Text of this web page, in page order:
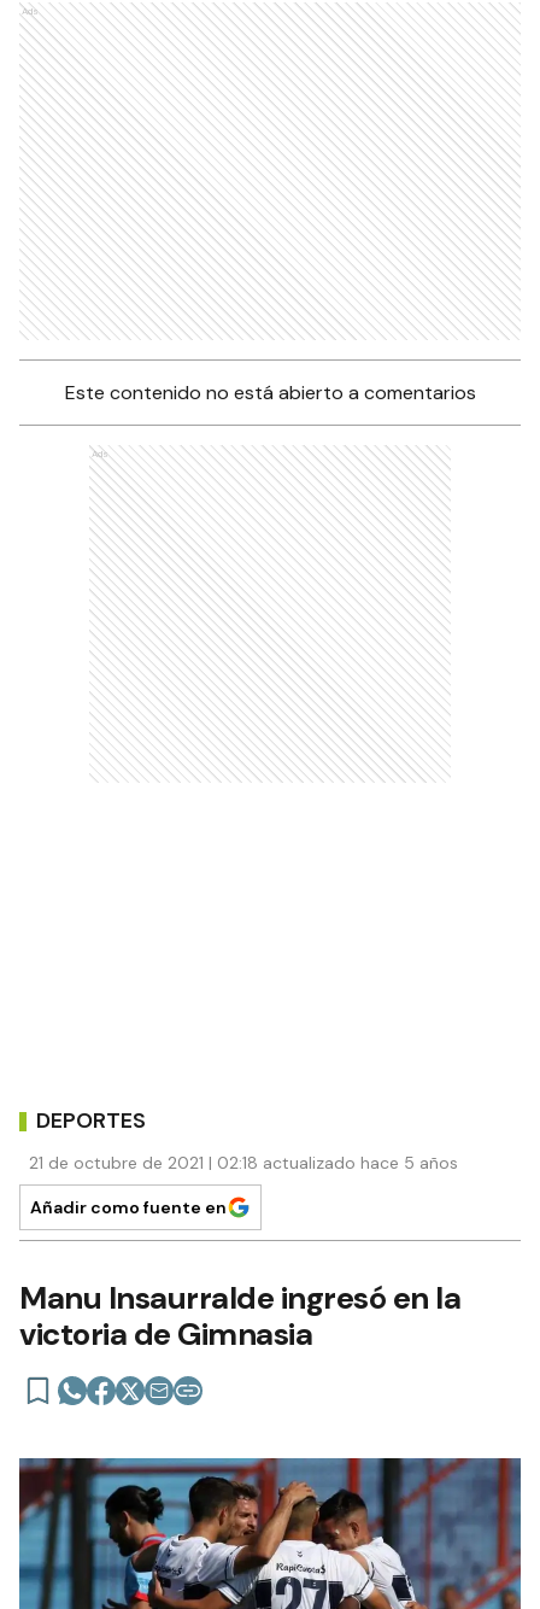
Ads
Este contenido no está abierto a comentarios
Ads
DEPORTES
21 de octubre de 2021 | 02:18 actualizado hace 5 años
Añadir como fuente en
Manu Insaurralde ingresó en la
victoria de Gimnasia